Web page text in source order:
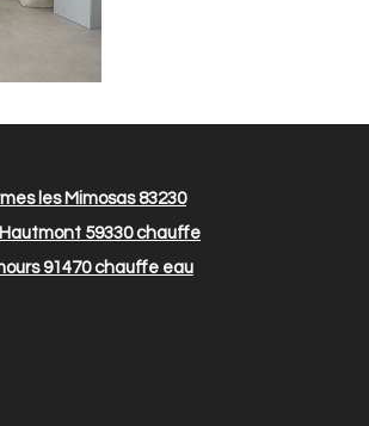
les Mimosas 83230
59330chauffe
91470chauffe eau